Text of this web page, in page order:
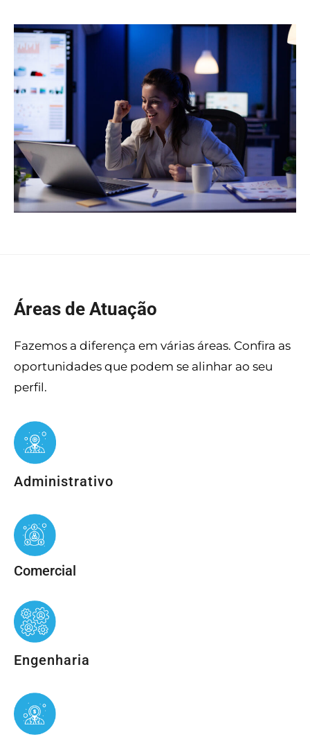
Áreas de Atuação
Fazemos a diferença em várias áreas. Confira as
oportunidades que podem se alinhar ao seu
perfil.
Administrativo
Comercial
Engenharia